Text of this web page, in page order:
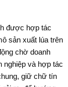
được hợp tác
sản xuất lúa trên
chờ doanh
nghiệp và hợp tác
giữ chữ tín